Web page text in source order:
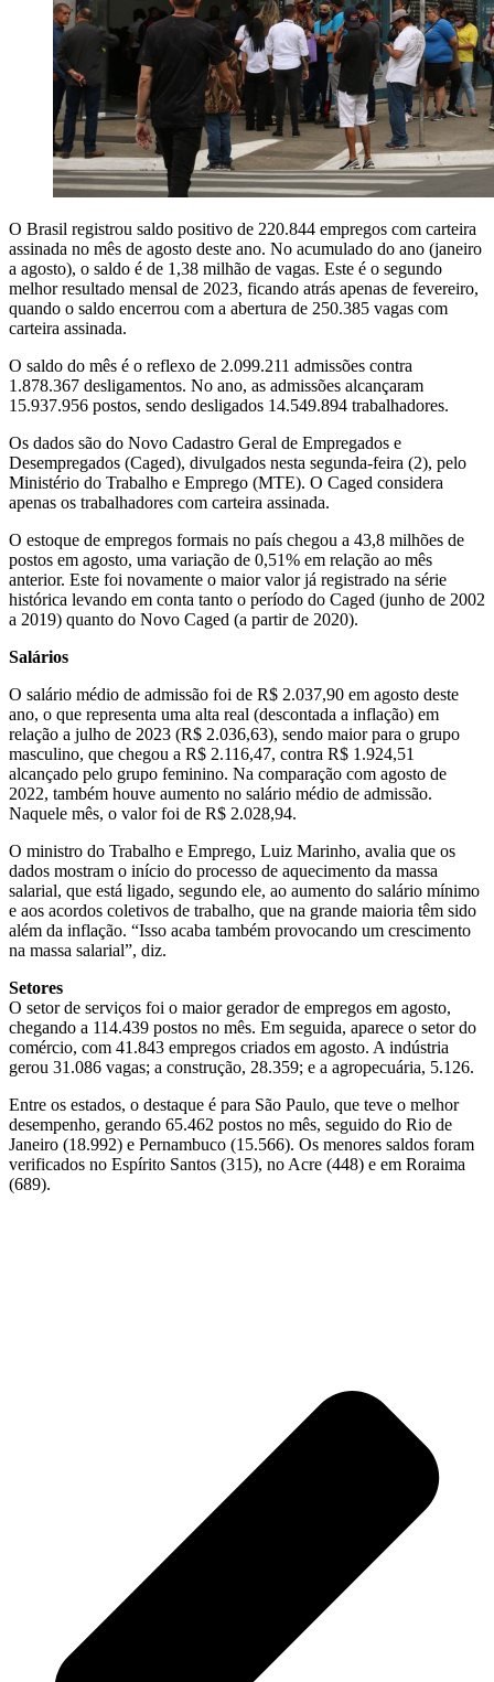
O Brasil registrou saldo positivo de 220.844 empregos com carteira
assinada no mês de agosto deste ano. No acumulado do ano (janeiro
a agosto), o saldo é de 1,38 milhão de vagas. Este é o segundo
melhor resultado mensal de 2023, ficando atrás apenas de fevereiro,
quando o saldo encerrou com a abertura de 250.385 vagas com
carteira assinada.
O saldo do mês é o reflexo de 2.099.211 admissões contra
1.878.367 desligamentos. No ano, as admissões alcançaram
15.937.956 postos, sendo desligados 14.549.894 trabalhadores.
Os dados são do Novo Cadastro Geral de Empregados e
Desempregados (Caged), divulgados nesta segunda-feira (2), pelo
Ministério do Trabalho e Emprego (MTE). O Caged considera
apenas os trabalhadores com carteira assinada.
O estoque de empregos formais no país chegou a 43,8 milhões de
postos em agosto, uma variação de 0,51% em relação ao mês
anterior. Este foi novamente o maior valor já registrado na série
histórica levando em conta tanto o período do Caged (junho de 2002
a 2019) quanto do Novo Caged (a partir de 2020).
Salários
O salário médio de admissão foi de R$ 2.037,90 em agosto deste
ano, o que representa uma alta real (descontada a inflação) em
relação a julho de 2023 (R$ 2.036,63), sendo maior para o grupo
masculino, que chegou a R$ 2.116,47, contra R$ 1.924,51
alcançado pelo grupo feminino. Na comparação com agosto de
2022, também houve aumento no salário médio de admissão.
Naquele mês, o valor foi de R$ 2.028,94.
O ministro do Trabalho e Emprego, Luiz Marinho, avalia que os
dados mostram o início do processo de aquecimento da massa
salarial, que está ligado, segundo ele, ao aumento do salário mínimo
e aos acordos coletivos de trabalho, que na grande maioria têm sido
além da inflação. “Isso acaba também provocando um crescimento
na massa salarial”, diz.
Setores
O setor de serviços foi o maior gerador de empregos em agosto,
chegando a 114.439 postos no mês. Em seguida, aparece o setor do
comércio, com 41.843 empregos criados em agosto. A indústria
gerou 31.086 vagas; a construção, 28.359; e a agropecuária, 5.126.
Entre os estados, o destaque é para São Paulo, que teve o melhor
desempenho, gerando 65.462 postos no mês, seguido do Rio de
Janeiro (18.992) e Pernambuco (15.566). Os menores saldos foram
verificados no Espírito Santos (315), no Acre (448) e em Roraima
(689).